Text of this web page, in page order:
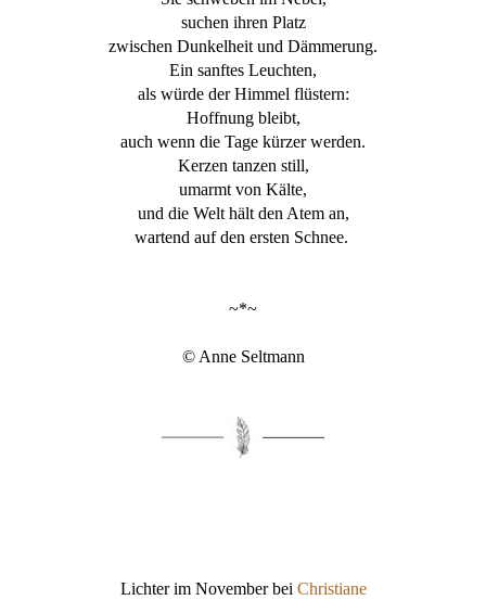
suchen ihren Platz
zwischen Dunkelheit und Dämmerung.
Ein sanftes Leuchten,
als würde der Himmel flüstern:
Hoffnung bleibt,
auch wenn die Tage kürzer werden.
Kerzen tanzen still,
umarmt von Kälte,
und die Welt hält den Atem an,
wartend auf den ersten Schnee.
~*~
© Anne Seltmann
Lichter im November bei Christiane